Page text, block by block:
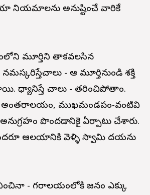
నియమాలను అనుష్టించే వారికే
మూర్తిని తాకవలసిన
- ఆ మూర్తినుండి శక్తి
ధ్యానిస్తే చాలు - తరించిపోతాం.
అంతరాలయం, ముఖమండపం-వంటివి
పొందడానికై ఏర్పాటు చేశారు.
ఆలయానికి వెళ్ళి స్వామి దయను
- గర్భాలయంలోకి జనం ఎక్కు